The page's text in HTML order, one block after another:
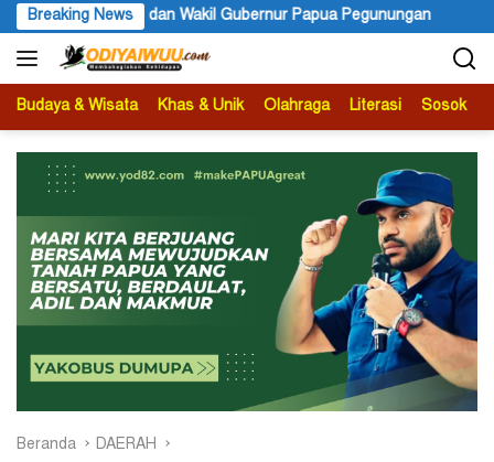
Langsung
ke
konten
Breaking News
Wakil Gubernur Papua Pegunungan PBB Mengakui
Budaya & Wisata Khas & Unik Olahraga Literasi Sosok
Beranda DAERAH